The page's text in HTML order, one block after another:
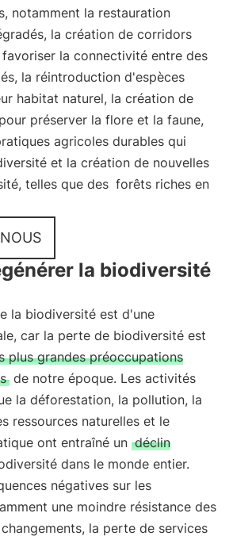
notamment la restauration
la création de corridors
la connectivité entre des
la réintroduction d'espèces
habitat naturel, la création de
préserver la flore et la faune,
agricoles durables qui
et la création de nouvelles
telles que des forêts riches en
la biodiversité
la biodiversité est d'une
car la perte de biodiversité est
plus grandes préoccupations
de notre époque. Les activités
la déforestation, la pollution, la
ressources naturelles et le
ont entraîné un déclin
dans le monde entier.
négatives sur les
une moindre résistance des
la perte de services